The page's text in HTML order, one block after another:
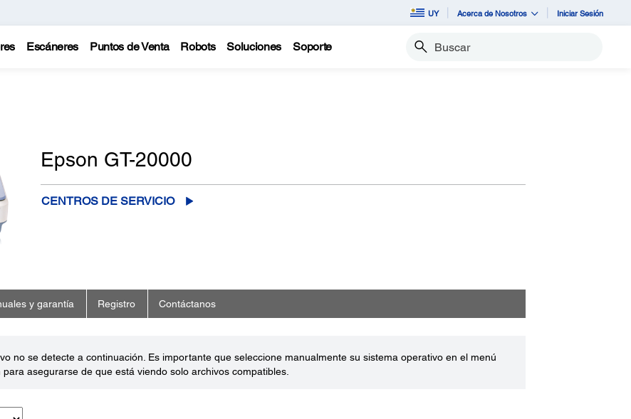
UY Acerca de Nosotros Iniciar Sesión
Escáneres Puntos de Venta Robots Soluciones Soporte Buscar
Epson GT-20000
CENTROS DE SERVICIO
y garantía Registro Contáctanos
no se detecte a continuación. Es importante que seleccione manualmente su sistema operativo en el menú
asegurarse de que está viendo solo archivos compatibles.